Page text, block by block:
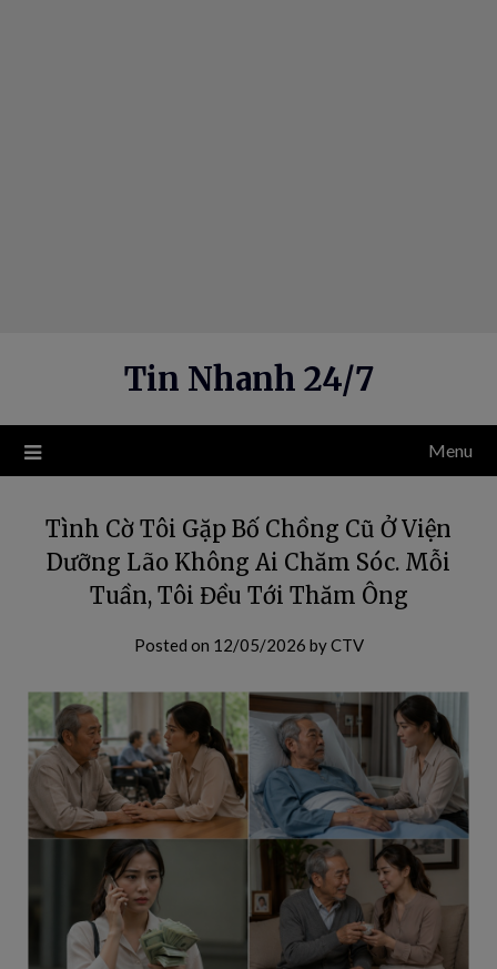
Tin Nhanh 24/7
Menu
Tình Cờ Tôi Gặp Bố Chồng Cũ Ở Viện
Dưỡng Lão Không Ai Chăm Sóc. Mỗi
Tuần, Tôi Đều Tới Thăm Ông
Posted on 12/05/2026 byCTV